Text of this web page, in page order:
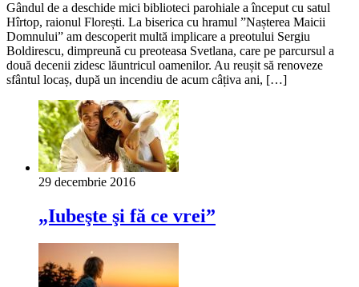
Gândul de a deschide mici biblioteci parohiale a început cu satul
Hîrtop, raionul Florești. La biserica cu hramul ”Nașterea Maicii
Domnului” am descoperit multă implicare a preotului Sergiu
Boldirescu, dimpreună cu preoteasa Svetlana, care pe parcursul a
două decenii zidesc lăuntricul oamenilor. Au reușit să renoveze
sfântul locaș, după un incendiu de acum câțiva ani, […]
29 decembrie 2016
„Iubeşte şi fă ce vrei”